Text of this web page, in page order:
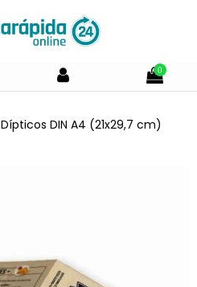
0
Dípticos DIN A4 (21x29,7 cm)